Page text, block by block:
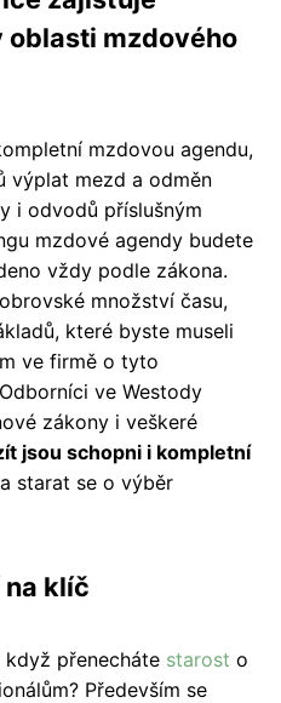
mzdového
mzdovou agendu,
výplat mezd a odměn
i odvodů příslušným
mzdové agendy budete
vždy podle zákona.
množství času,
které byste museli
ve firmě o tyto
ve Westody
zákony i veškeré
jsou schopni i kompletní
a starat se o výběr
klíč
když přenecháte starost o
Především se